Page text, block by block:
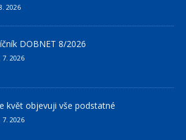
2026
DOBNET 8/2026
7. 2026
květ objevuji vše podstatné
7. 2026